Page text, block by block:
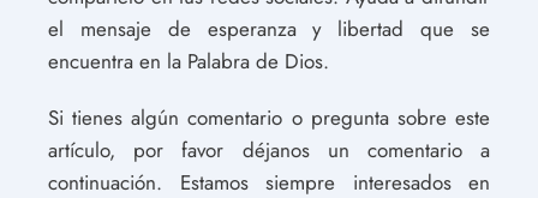
el mensaje de esperanza y libertad que se
encuentra en la Palabra de Dios.
Si tienes algún comentario o pregunta sobre este
artículo, por favor déjanos un comentario a
continuación. Estamos siempre interesados en